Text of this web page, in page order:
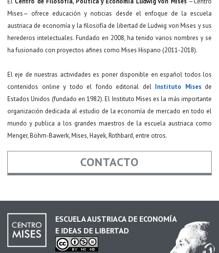
Mises— ofrece educación y noticias desde el enfoque de la escuela
austriaca de economía y la filosofía de libertad de Ludwig von Mises y sus
herederos intelectuales. Fundado en 2008, ha tenido varios nombres y se
ha fusionado con proyectos afines como Mises Hispano (2011-2018).
El eje de nuestras actividades es poner disponible en español todos los
contenidos online y todo el fondo editorial del Instituto Misesde
Estados Unidos (fundado en 1982). El Instituto Mises es la más importante
organización dedicada al estudio de la economía de mercado en todo el
mundo y publica a los grandes maestros de la escuela austriaca como
Menger, Böhm-Bawerk, Mises, Hayek, Rothbard, entre otros.
CONTACTO
Email *
ESCUELA AUSTRIACA DE ECONOMÍA
E IDEAS DE LIBERTAD